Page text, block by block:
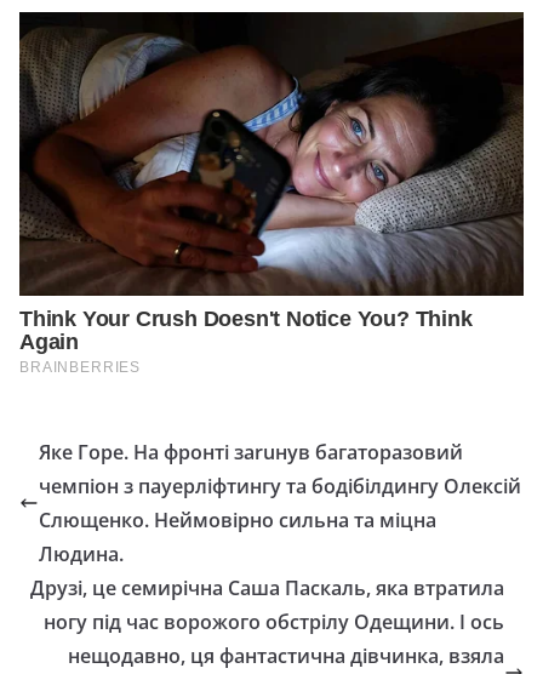
Яке Горе. На фронті заruнув багаторазовий
чемпіон з пауерліфтингу та бодібілдингу Олексій
Слющенко. Неймовірно сильна та міцна
Людина.
Друзі, це семирічна Саша Паскаль, яка втратила
ногу під час ворожого обстрілу Одещини. І ось
нещодавно, ця фантастична дівчинка, взяла